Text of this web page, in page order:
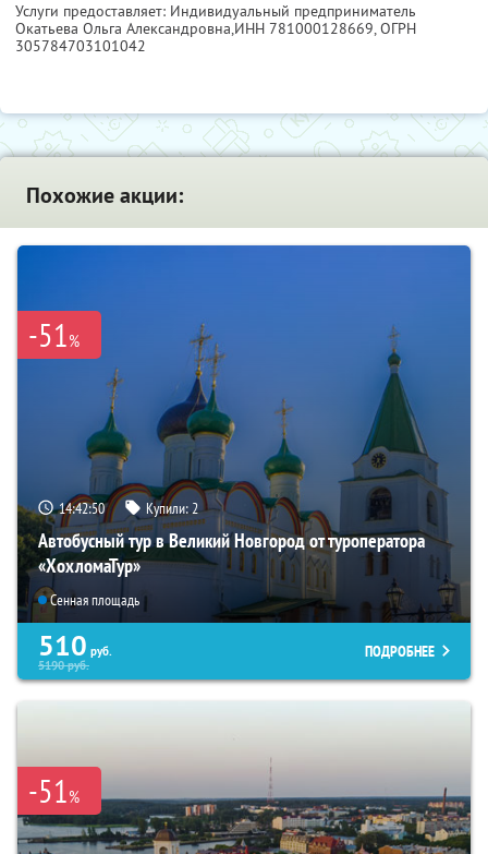
Услуги предоставляет: Индивидуальный предприниматель
Окатьева Ольга Александровна,ИНН 781000128669, ОГРН
305784703101042
Похожие акции:
-51%
14:42:49 Купили:2
Автобусный тур в Великий Новгород от туроператора
«ХохломаТур»
Сенная площадь
510 руб.
5190руб.
ПОДРОБНЕЕ
-51%